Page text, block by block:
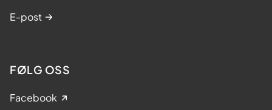
E-post
FØLG OSS
Facebook